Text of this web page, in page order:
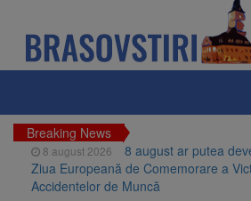
Breaking News
8 august 2026
8 august ar putea
Ziua Europeană de Comemorare a
Accidentelor de Muncă